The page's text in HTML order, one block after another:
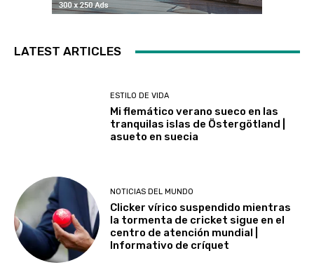
LATEST ARTICLES
ESTILO DE VIDA
Mi flemático verano sueco en las
tranquilas islas de Östergötland |
asueto en suecia
NOTICIAS DEL MUNDO
Clicker vírico suspendido mientras
la tormenta de cricket sigue en el
centro de atención mundial |
Informativo de críquet